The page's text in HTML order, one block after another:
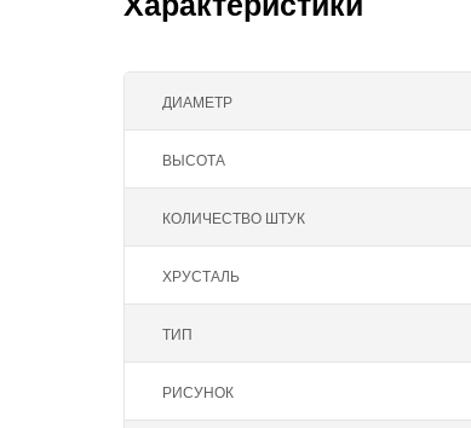
ДИАМЕТР
ВЫСОТА
КОЛИЧЕСТВО ШТУК
ХРУСТАЛЬ
ТИП
РИСУНОК